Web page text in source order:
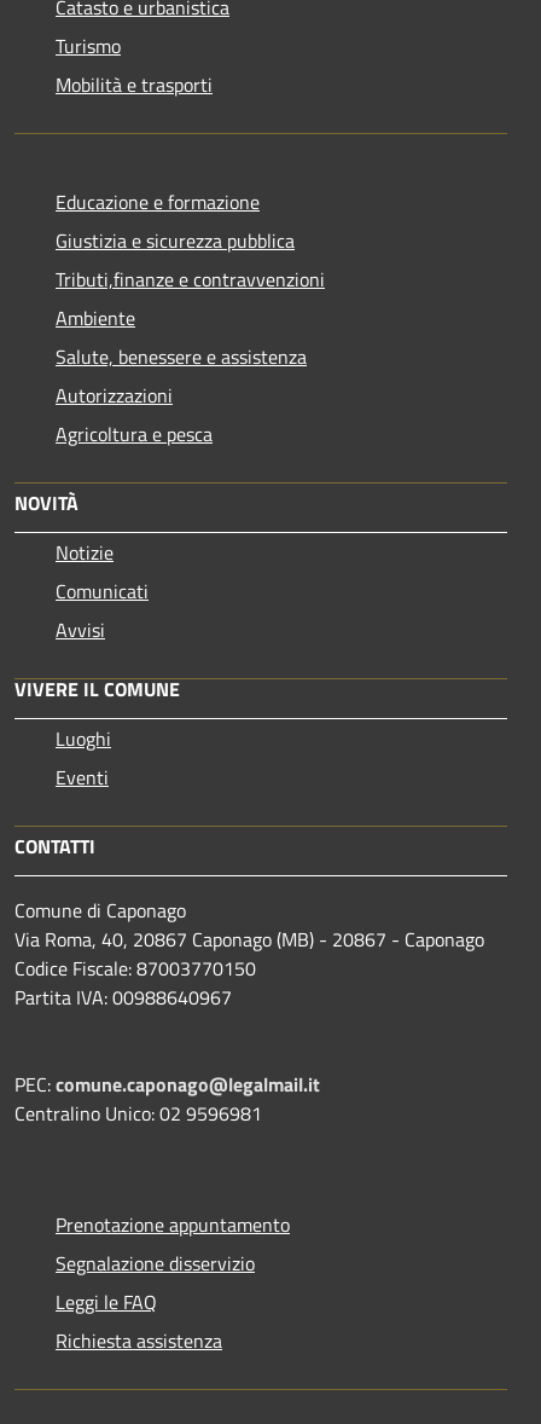
Catasto e urbanistica
Turismo
Mobilità e trasporti
Educazione e formazione
Giustizia e sicurezza pubblica
Tributi,finanze e contravvenzioni
Ambiente
Salute, benessere e assistenza
Autorizzazioni
Agricoltura e pesca
NOVITÀ
Notizie
Comunicati
Avvisi
VIVERE IL COMUNE
Luoghi
Eventi
CONTATTI
Comune di Caponago
Via Roma, 40, 20867 Caponago (MB) - 20867 - Caponago
Codice Fiscale: 87003770150
Partita IVA: 00988640967
PEC:comune.caponago@legalmail.it
Centralino Unico: 02 9596981
Prenotazione appuntamento
Segnalazione disservizio
Leggi le FAQ
Richiesta assistenza